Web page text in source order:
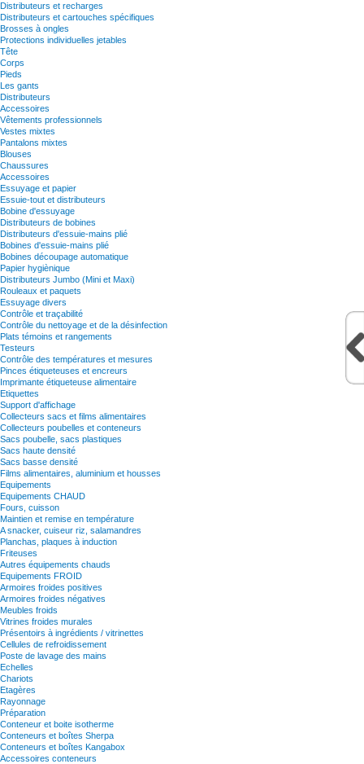
Distributeurs et recharges
Distributeurs et cartouches spécifiques
Brosses à ongles
Protections individuelles jetables
Tête
Corps
Pieds
Les gants
Distributeurs
Accessoires
Vêtements professionnels
Vestes mixtes
Pantalons mixtes
Blouses
Chaussures
Accessoires
Essuyage et papier
Essuie-tout et distributeurs
Bobine d'essuyage
Distributeurs de bobines
Distributeurs d'essuie-mains plié
Bobines d'essuie-mains plié
Bobines découpage automatique
Papier hygiènique
Distributeurs Jumbo (Mini et Maxi)
Rouleaux et paquets
Essuyage divers
Contrôle et traçabilité
Contrôle du nettoyage et de la désinfection
Plats témoins et rangements
Testeurs
Contrôle des températures et mesures
Pinces étiqueteuses et encreurs
Imprimante étiqueteuse alimentaire
Etiquettes
Support d'affichage
Collecteurs sacs et films alimentaires
Collecteurs poubelles et conteneurs
Sacs poubelle, sacs plastiques
Sacs haute densité
Sacs basse densité
Films alimentaires, aluminium et housses
Equipements
Equipements CHAUD
Fours, cuisson
Maintien et remise en température
A snacker, cuiseur riz, salamandres
Planchas, plaques à induction
Friteuses
Autres équipements chauds
Equipements FROID
Armoires froides positives
Armoires froides négatives
Meubles froids
Vitrines froides murales
Présentoirs à ingrédients / vitrinettes
Cellules de refroidissement
Poste de lavage des mains
Echelles
Chariots
Etagères
Rayonnage
Préparation
Conteneur et boite isotherme
Conteneurs et boîtes Sherpa
Conteneurs et boîtes Kangabox
Accessoires conteneurs